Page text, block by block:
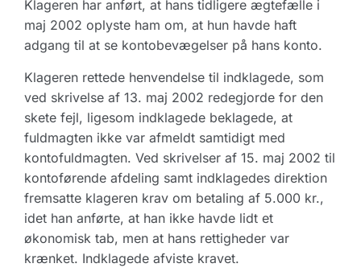
Klageren har anført, at hans tidligere ægtefælle i
maj 2002 oplyste ham om, at hun havde haft
adgang til at se kontobevægelser på hans konto.
Klageren rettede henvendelse til indklagede, som
ved skrivelse af 13. maj 2002 redegjorde for den
skete fejl, ligesom indklagede beklagede, at
fuldmagten ikke var afmeldt samtidigt med
kontofuldmagten. Ved skrivelser af 15. maj 2002 til
kontoførende afdeling samt indklagedes direktion
fremsatte klageren krav om betaling af 5.000 kr.,
idet han anførte, at han ikke havde lidt et
økonomisk tab, men at hans rettigheder var
krænket. Indklagede afviste kravet.